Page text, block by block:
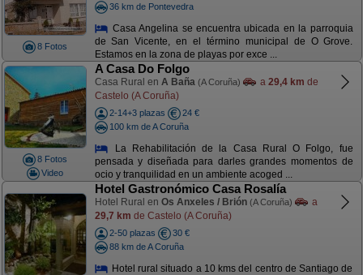
8 Fotos
36 km de Pontevedra
Casa Angelina se encuentra ubicada en la parroquia
de San Vicente, en el término municipal de O Grove.
Estamos en la zona de playas por exce ...
8 Fotos
Video
A Casa Do Folgo
Casa Rural en A Baña (A Coruña) a 29,4 km de
Castelo (A Coruña)
2-14+3 plazas
24 €
100 km de A Coruña
La Rehabilitación de la Casa Rural O Folgo, fue
pensada y diseñada para darles grandes momentos de
ocio y tranquilidad en un ambiente acoged ...
Hotel Gastronómico Casa Rosalía
Hotel Rural en Os Anxeles / Brión (A Coruña)
a
29,7 km de Castelo (A Coruña)
2-50 plazas
30 €
88 km de A Coruña
Hotel rural situado a 10 kms del centro de Santiago de